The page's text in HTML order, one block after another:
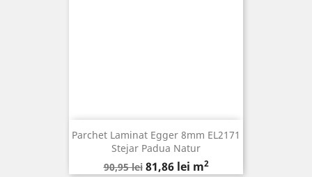
Parchet Laminat Egger 8mm EL2171
Stejar Padua Natur
Pret
90,95 lei Pret
81,86 lei m2